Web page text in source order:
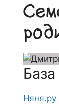
Няня.ру